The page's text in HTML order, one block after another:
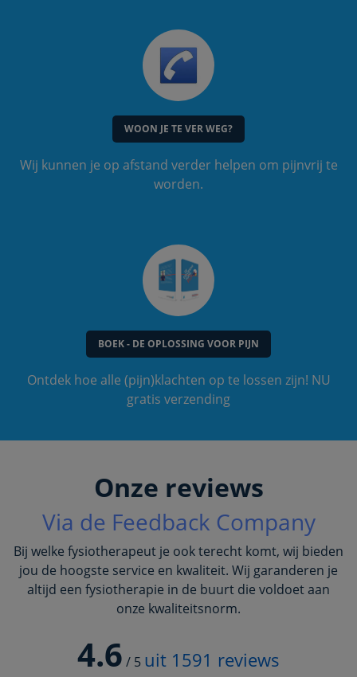
WOON JE TE VER WEG?
Wij kunnen je op afstand verder helpen om pijnvrij te
worden.
BOEK - DE OPLOSSING VOOR PIJN
Ontdek hoe alle (pijn)klachten op te lossen zijn! NU
gratis verzending
Onze reviews
Via de Feedback Company
Bij welke fysiotherapeut je ook terecht komt, wij bieden
jou de hoogste service en kwaliteit. Wij garanderen je
altijd een fysiotherapie in de buurt die voldoet aan
onze kwaliteitsnorm.
4.6 / 5 uit 1591 reviews